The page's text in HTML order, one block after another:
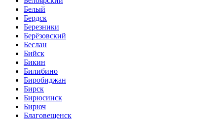
Белый
Бердск
Березники
Берёзовский
Беслан
Бийск
Бикин
Билибино
Биробиджан
Бирск
Бирюсинск
Бирюч
Благовещенск